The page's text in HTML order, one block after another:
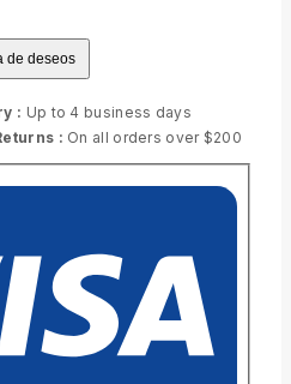
de deseos
: Up to 4 business days
: On all orders over $200